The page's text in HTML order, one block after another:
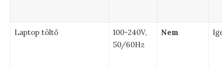
Laptop töltő
100-240V,
50/60Hz
Nem